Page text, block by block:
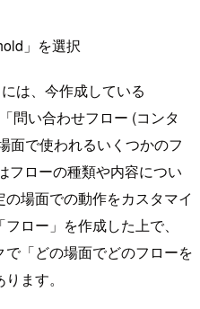
」を選択
は、今作成している
問い合わせフロー (コンタ
面で使われるいくつかのフ
フローの種類や内容につい
場面での動作をカスタマイ
ロー」を作成した上で、
で「どの場面でどのフローを
ます。